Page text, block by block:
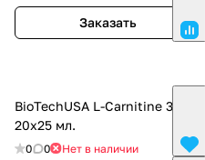
Заказать
BioTechUSA L-Carnitine 3000
20x25 мл.
0 0 Нет в наличии